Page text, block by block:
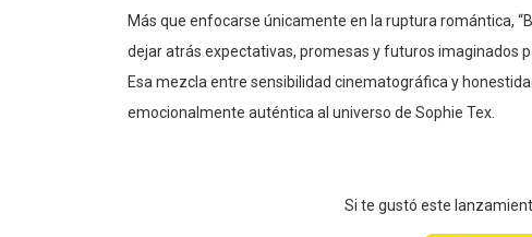
Más que enfocarse únicamente en la ruptura romántica,
dejar atrás expectativas, promesas y futuros imaginados
Esa mezcla entre sensibilidad cinematográfica y
emocionalmente auténtica al universo de Sophie Tex.
Si te gustó este